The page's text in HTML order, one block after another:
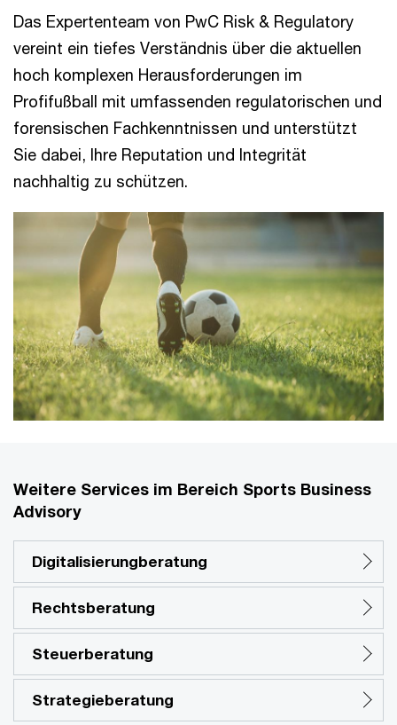
Das Expertenteam von PwC Risk & Regulatory
vereint ein tiefes Verständnis über die aktuellen
hoch komplexen Herausforderungen im
Profifußball mit umfassenden regulatorischen und
forensischen Fachkenntnissen und unterstützt
Sie dabei, Ihre Reputation und Integrität
nachhaltig zu schützen.
Weitere Services im Bereich Sports Business
Advisory
Digitalisierungberatung
Rechtsberatung
Steuerberatung
Strategieberatung